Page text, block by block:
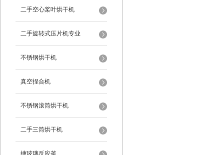
二手空心桨叶烘干机
二手旋转式压片机专业
不锈钢烘干机
真空捏合机
不锈钢滚筒烘干机
二手三筒烘干机
搪玻璃反应釜